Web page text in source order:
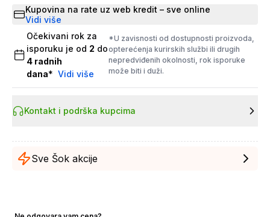
Kupovina na rate uz web kredit – sve online
Vidi više
Očekivani rok za
isporuku je od 2 do
4 radnih
dana* Vidi više
*U zavisnosti od dostupnosti proizvoda,
opterećenja kurirskih službi ili drugih
nepredviđenih okolnosti, rok isporuke
može biti i duži.
Kontakt i podrška kupcima
Sve Šok akcije